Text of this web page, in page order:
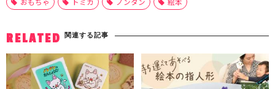
RELATED 関連する記事